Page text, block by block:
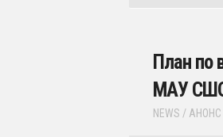
План по
МАУ
NEWS / АНОНС